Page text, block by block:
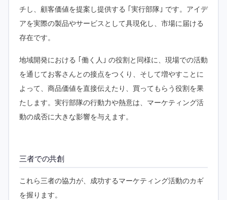
チし、顧客価値を提案し提供する ｢実行部隊｣ です。アイデ
アを実際の製品やサービスとして具現化し、市場に届ける
存在です。
地域開発における ｢働く人｣ の役割と同様に、現場での活動
を通じてお客さんとの接点をつくり、そして増やすことに
よって、商品価値を直接伝えたり、買ってもらう役割を果
たします。実行部隊の行動力や熱意は、マーケティング活
動の成否に大きな影響を与えます。
三者での共創
これら三者の協力が、成功するマーケティング活動のカギ
を握ります。